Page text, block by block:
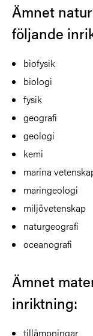
Ämnet
följande
biofysik
biologi
fysik
geografi
geologi
kemi
marina
maringeologi
miljövetenskap
naturgeografi
oceanografi
Ämnet
inriktning:
tillämpningar